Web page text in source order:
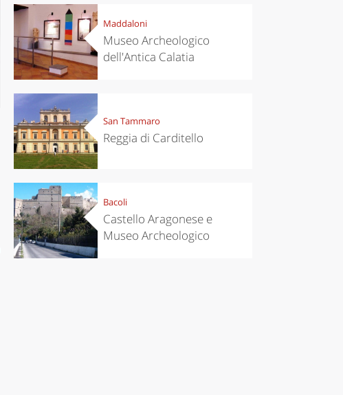
Maddaloni
Museo Archeologico
dell'Antica Calatia
San Tammaro
Reggia di Carditello
Bacoli
Castello Aragonese e
Museo Archeologico